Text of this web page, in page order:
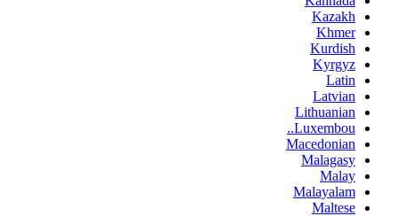
Kazakh
Khmer
Kurdish
Kyrgyz
Latin
Latvian
Lithuanian
Luxembou..
Macedonian
Malagasy
Malay
Malayalam
Maltese